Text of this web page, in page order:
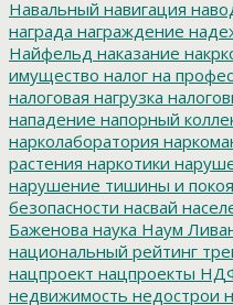
Навальный навигация
награда награждение
Найфельд наказание
имущество налог на
налоговая нагрузка
нападение напорный
нарколаборатория
растения наркотики
нарушение тишины и покоя
безопасности насвай
Баженова наука Наум
национальный рейтинг
нацпроект нацпроекты
недвижимость недострои